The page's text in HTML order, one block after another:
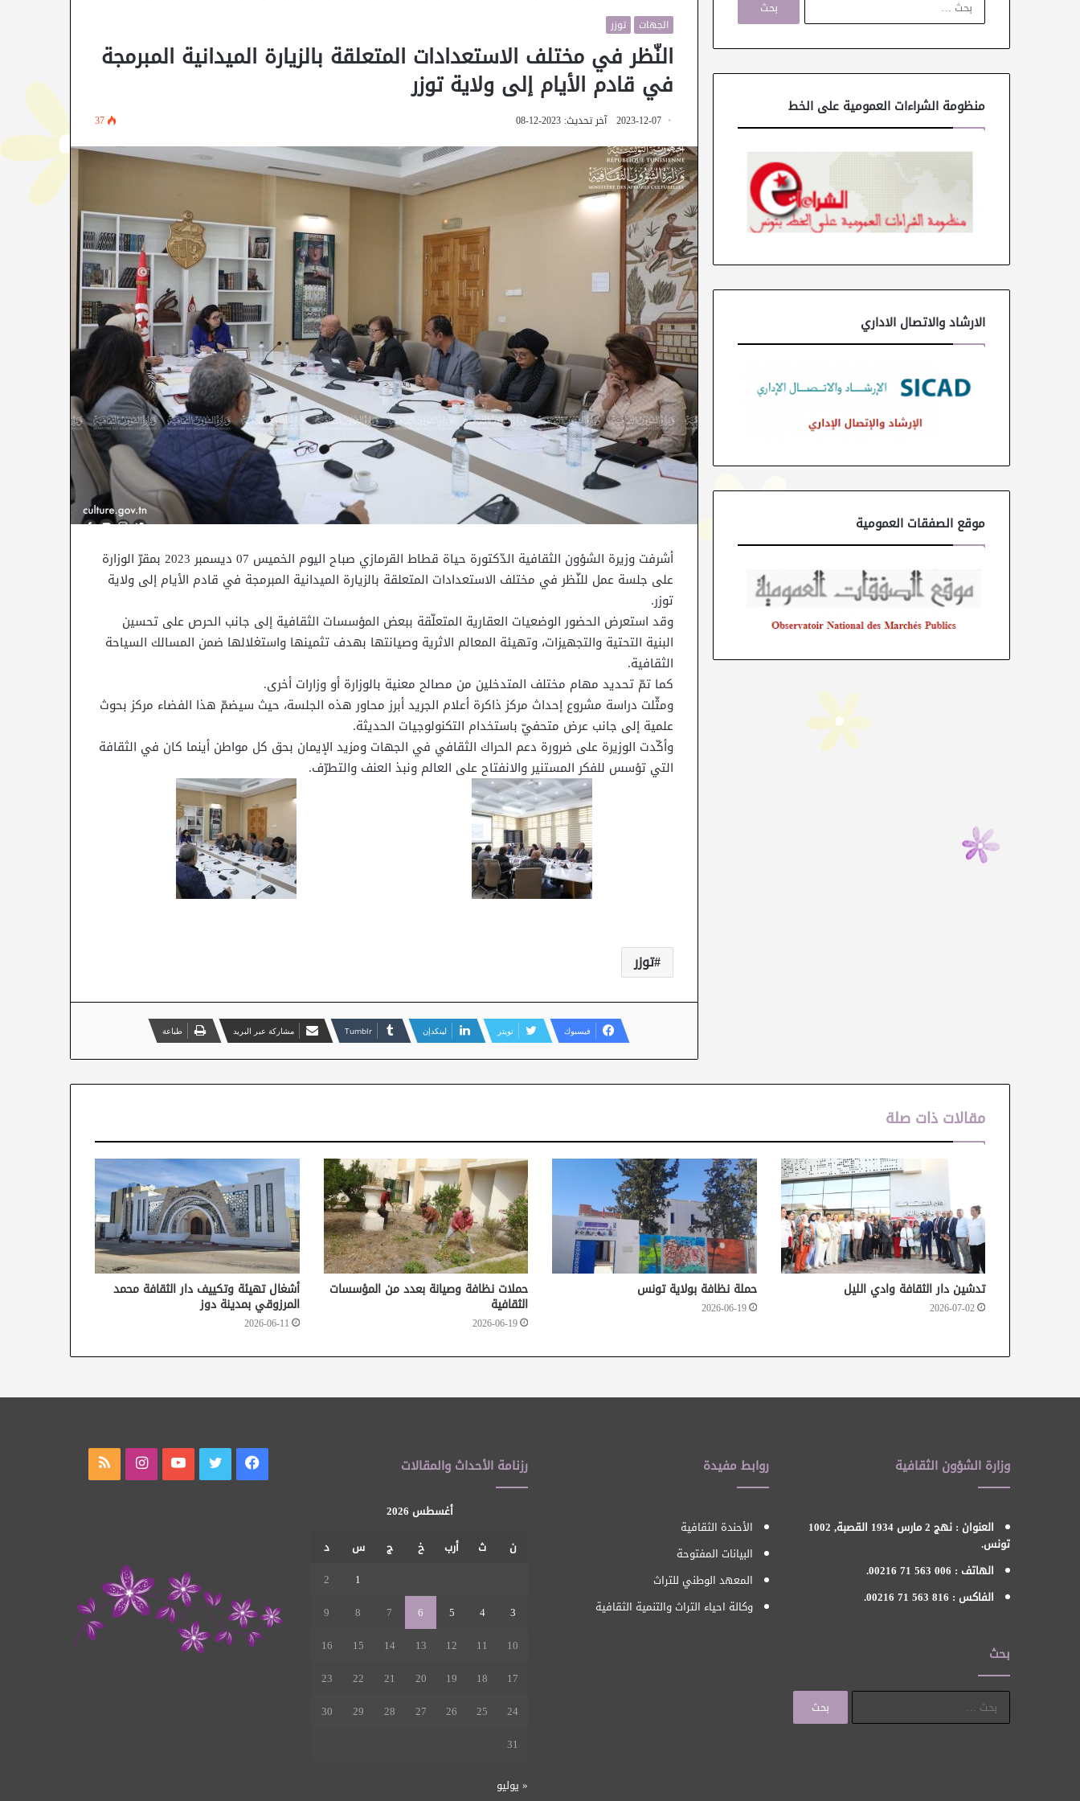
الجهات توزر
النّظر في مختلف الاستعدادات المتعلقة بالزيارة الميدانية المبرمجة
في قادم الأيام إلى ولاية توزر
2023-12-07 آخر تحديث: 2023-12-08 37
أشرفت وزيرة الشؤون الثقافية الدّكتورة حياة قطاط القرمازي صباح اليوم الخميس 07 ديسمبر 2023 بمقرّ الوزارة
على جلسة عمل للنّظر في مختلف الاستعدادات المتعلقة بالزيارة الميدانية المبرمجة في قادم الأيام إلى ولاية
توزر.
وقد استعرض الحضور الوضعيات العقارية المتعلّقة ببعض المؤسسات الثقافية إلى جانب الحرص على تحسين
البنية التحتية والتجهيزات، وتهيئة المعالم الاثرية وصيانتها بهدف تثمينها واستغلالها ضمن المسالك السياحة
الثقافية.
كما تمّ تحديد مهام مختلف المتدخلين من مصالح معنية بالوزارة أو وزارات أخرى.
ومثّلت دراسة مشروع إحداث مركز ذاكرة أعلام الجريد أبرز محاور هذه الجلسة، حيث سيضمّ هذا الفضاء مركز بحوث
علمية إلى جانب عرض متحفيّ باستخدام التكنولوجيات الحديثة.
وأكّدت الوزيرة على ضرورة دعم الحراك الثقافي في الجهات ومزيد الإيمان بحق كل مواطن أينما كان في الثقافة
التي تؤسس للفكر المستنير والانفتاح على العالم ونبذ العنف والتطرّف.
توزر
فيسبوك تويتر لينكدإن مشاركة عبر البريد طباعة
ح
ن
منظومة الشراءات العمومية على الخط
الارشاد والاتصال الاداري
موقع الصفقات العمومية
مقالات ذات صلة
تدشين دار الثقافة وادي الليل
2026-07-02
حملة نظافة بولاية تونس
2026-06-19
حملات نظافة وصيانة بعدد من المؤسسات
الثقافية
2026-06-19
أشغال تهيئة وتكييف دار الثقافة محمد
المرزوقي بمدينة دوز
2026-06-11
وزارة الشؤون الثقافية
العنوان : نهج 2 مارس 1934 القصبة, 1002
تونس.
الهاتف : 006 563 71 00216.
الفاكس : 816 563 71 00216.
بحث
روابط مفيدة
الأحندة الثقافية
البيانات المفتوحة
المعهد الوطني للتراث
وكالة احياء التراث والتنمية الثقافية
رزنامة الأحداث والمقالات
أغسطس 2026
ن
ث أرب خ ج س
د
1
2
3
4
5
6
7
8
9
10
11
12
13
14
15
16
17
18
19
20
21
22
23
24
25
26
27
28
29
30
31
« يوليو
فيسبوك تويتر يوتيوب انستقرام